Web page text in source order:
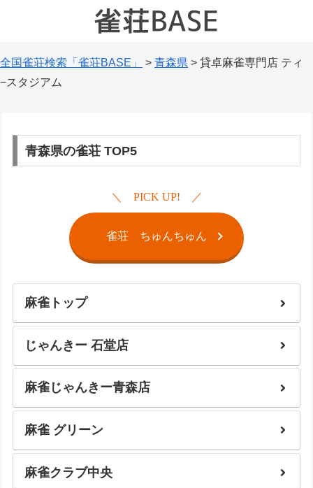
全国雀荘検索「雀荘BASE」 > 青森県 > 貸卓麻雀専門店 ティ
−スタジアム
青森県の雀荘 TOP5
PICK UP!
雀荘 ちゅんちゅん
麻雀トップ
じゃんきー 石堂店
麻雀じゃんきー青森店
麻雀 グリーン
麻雀クラブ中央